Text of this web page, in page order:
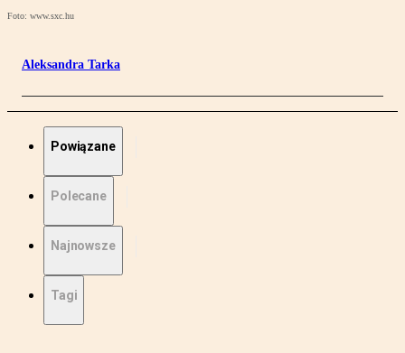
Foto: www.sxc.hu
Aleksandra Tarka
Powiązane
Polecane
Najnowsze
Tagi